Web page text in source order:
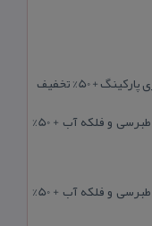
+ 50% تخفیف
لیست هتل آپارتمان های مشهد در هتل خیابان طبرسی و فلکه آب + 50%
لیست هتل آپارتمان های مشهد در هتل خیابان طبرسی و فلکه آب + 50%